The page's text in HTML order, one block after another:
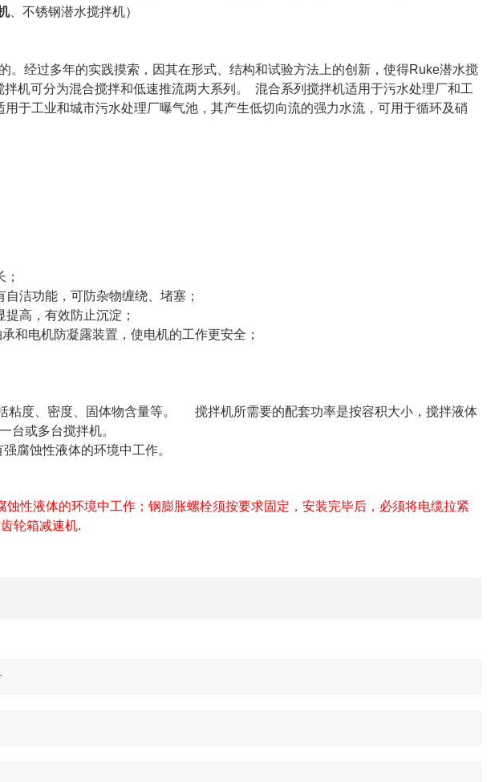
、不锈钢潜水搅拌机）
。经过多年的实践摸索，因其在形式、结构和试验方法上的创新，使得Ruke潜水搅
机可分为混合搅拌和低速推流两大系列。 混合系列搅拌机适用于污水处理厂和工
于工业和城市污水处理厂曝气池，其产生低切向流的强力水流，可用于循环及硝
洁功能，可防杂物缠绕、堵塞；
高，有效防止沉淀；
和电机防凝露装置，使电机的工作更安全；
、密度、固体物含量等。 搅拌机所需要的配套功率是按容积大小，搅拌液体
台或多台搅拌机。
腐蚀性液体的环境中工作。
性液体的环境中工作；钢膨胀螺栓须按要求固定，安装完毕后，必须将电缆拉紧
轮箱减速机.